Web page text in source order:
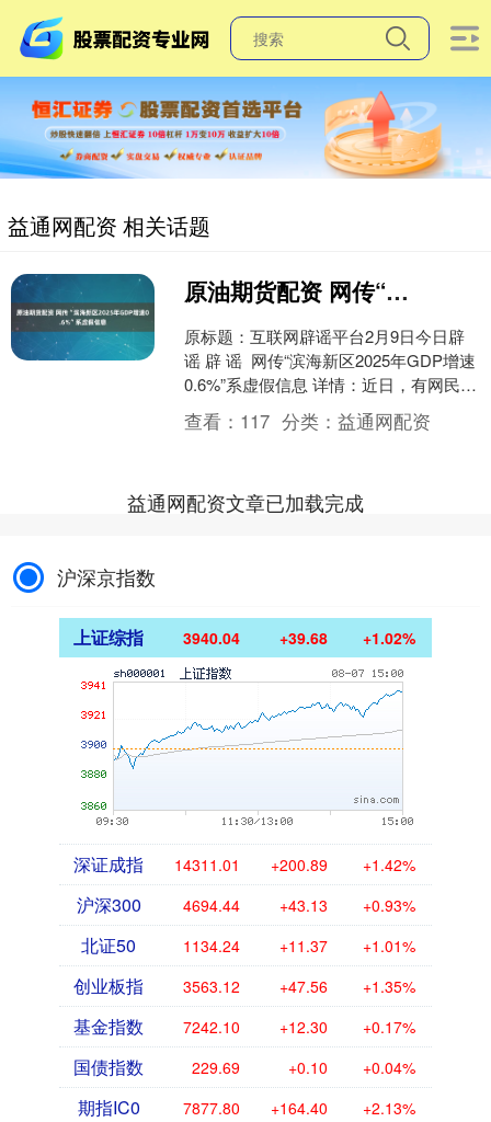
益通网配资 相关话题
原油期货配资 网传“滨海新区2025年GDP增速0.6%”系虚假信息
原标题：互联网辟谣平台2月9日今日辟
谣 辟 谣 网传“滨海新区2025年GDP增速
0.6%”系虚假信息 详情：近日，有网民在
网络平台发布视频称“2025年GD....
查看： 117 分类：益通网配资
益通网配资文章已加载完成
沪深京指数
上证综指 3940.04 +39.68 +1.02%
深证成指 14311.01 +200.89 +1.42%
沪深300 4694.44 +43.13 +0.93%
北证50 1134.24 +11.37 +1.01%
创业板指 3563.12 +47.56 +1.35%
基金指数 7242.10 +12.30 +0.17%
国债指数 229.69 +0.10 +0.04%
期指IC0 7877.80 +164.40 +2.13%